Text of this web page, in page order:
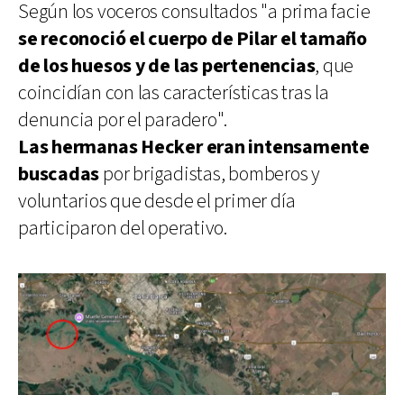
Según los voceros consultados "a prima facie
se reconoció el cuerpo de Pilar el tamaño
de los huesos y de las pertenencias, que
coincidían con las características tras la
denuncia por el paradero".
Las hermanas Hecker eran intensamente
buscadaspor brigadistas, bomberos y
voluntarios que desde el primer día
participaron del operativo.